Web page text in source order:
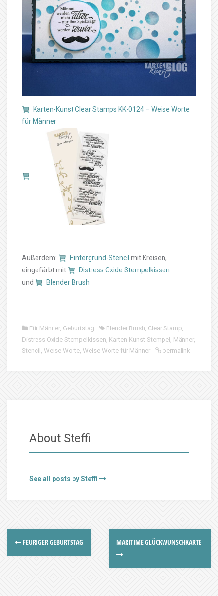
Karten-Kunst Clear Stamps KK-0124 – Weise Worte
für Männer
Außerdem: Hintergrund-Stencil mit Kreisen,
eingefärbt mit
Distress Oxide Stempelkissen
und
Blender Brush
Für Männer, Geburtstag Blender Brush, Clear Stamp,
Distress Oxide Stempelkissen, Karten-Kunst-Stempel , Männer,
Stencil , Weise Worte, Weise Worte für Männer permalink
About Steffi
See all posts by Steffi
FEURIGER GEBURTSTAG MARITIME GLÜCKWUNSCHKARTE